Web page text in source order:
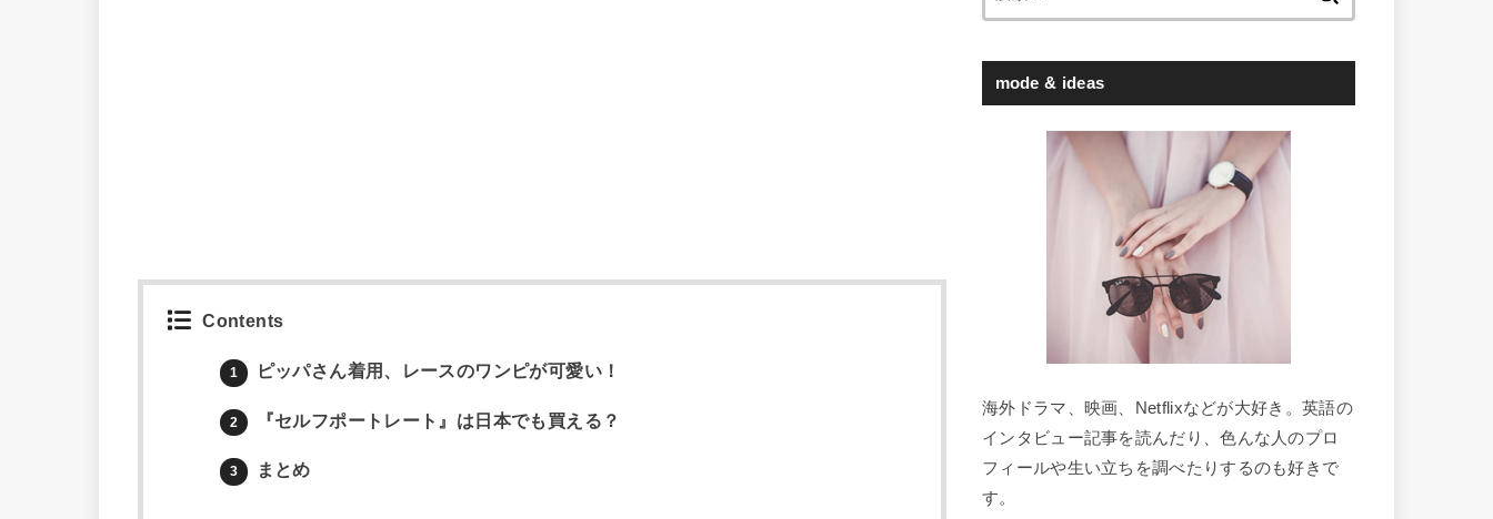
Contents
1 ピッパさん着用、レースのワンピが可愛い！
2 『セルフポートレート』は日本でも買える？
3 まとめ
mode & ideas
海外ドラマ、映画、Netflixなどが大好き。英語の
インタビュー記事を読んだり、色んな人のプロ
フィールや生い立ちを調べたりするのも好きで
す。